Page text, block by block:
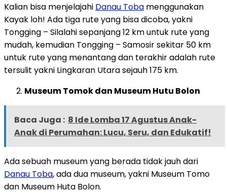
Kalian bisa menjelajahi Danau Toba menggunakan
Kayak loh! Ada tiga rute yang bisa dicoba, yakni
Tongging – Silalahi sepanjang 12 km untuk rute yang
mudah, kemudian Tongging – Samosir sekitar 50 km
untuk rute yang menantang dan terakhir adalah rute
tersulit yakni Lingkaran Utara sejauh 175 km.
Museum Tomok dan Museum Hutu Bolon
Baca Juga : 8 Ide Lomba 17 Agustus Anak-
Anak di Perumahan: Lucu, Seru, dan Edukatif!
Ada sebuah museum yang berada tidak jauh dari
Danau Toba, ada dua museum, yakni Museum Tomo
dan Museum Huta Bolon.